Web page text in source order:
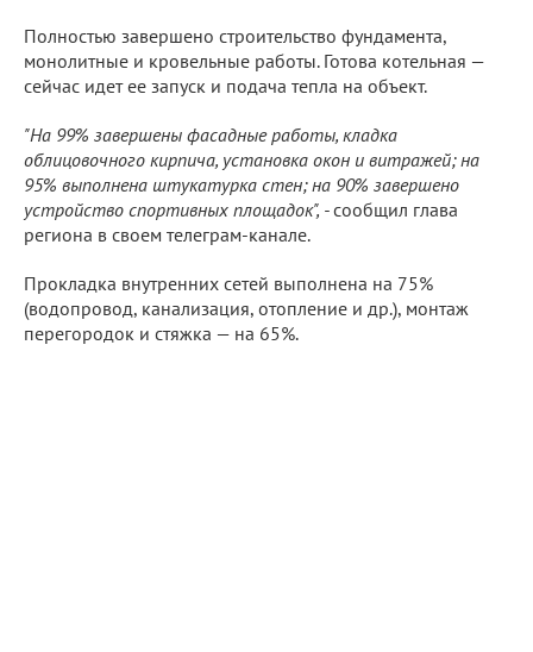
Полностью завершено строительство фундамента,
монолитные и кровельные работы. Готова котельная —
сейчас идет ее запуск и подача тепла на объект.
"На 99% завершены фасадные работы, кладка
облицовочного кирпича, установка окон и витражей; на
95% выполнена штукатурка стен; на 90% завершено
устройство спортивных площадок", -сообщил глава
региона в своем телеграм-канале.
Прокладка внутренних сетей выполнена на 75%
(водопровод, канализация, отопление и др.), монтаж
перегородок и стяжка — на 65%.